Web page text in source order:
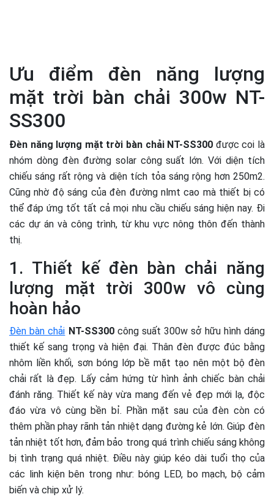
Ưu điểm đèn năng lượng
mặt trời bàn chải 300w NT-
SS300
Đèn năng lượng mặt trời bàn chải NT-SS300 được coi là
nhóm dòng đèn đường solar công suất lớn. Với diện tích
chiếu sáng rất rộng và diện tích tỏa sáng rộng hơn 250m2.
Cũng nhờ độ sáng của đèn đường nlmt cao mà thiết bị có
thể đáp ứng tốt tất cả mọi nhu cầu chiếu sáng hiện nay. Đi
các dự án và công trình, từ khu vực nông thôn đến thành
thị.
1. Thiết kế đèn bàn chải năng
lượng mặt trời 300w vô cùng
hoàn hảo
Đèn bàn chải NT-SS300công suất 300w sở hữu hình dáng
thiết kế sang trọng và hiện đại. Thân đèn được đúc bằng
nhôm liền khối, sơn bóng lớp bề mặt tạo nên một bộ đèn
chải rất là đẹp. Lấy cảm hứng từ hình ảnh chiếc bàn chải
đánh răng. Thiết kế này vừa mang đến vẻ đẹp mới lạ, độc
đáo vừa vô cùng bền bỉ. Phần mặt sau của đèn còn có
thêm phần phay rãnh tản nhiệt dạng đường kẻ lớn. Giúp đèn
tản nhiệt tốt hơn, đảm bảo trong quá trình chiếu sáng không
bị tình trạng quá nhiệt. Điều này giúp kéo dài tuổi thọ của
các linh kiện bên trong như: bóng LED, bo mạch, bộ cảm
biến và chip xử lý.